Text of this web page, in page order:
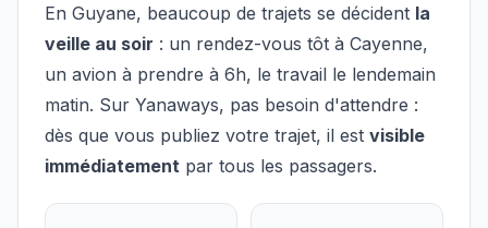
En Guyane, beaucoup de trajets se décident la
veille au soir : un rendez-vous tôt à Cayenne,
un avion à prendre à 6h, le travail le lendemain
matin. Sur Yanaways, pas besoin d'attendre :
dès que vous publiez votre trajet, il est visible
immédiatement par tous les passagers.